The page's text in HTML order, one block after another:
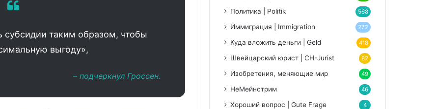
субсидии таким образом, чтобы
выгоду»,
– подчеркнул Гроссен.
Политика | Politik 568
Иммиграция | Immigration 272
Куда вложить деньги | Geld 418
Швейцарский юрист | CH-Jurist 82
Изобретения, меняющие мир 49
НеМейнстрим 46
Хороший вопрос | Gute Frage 4